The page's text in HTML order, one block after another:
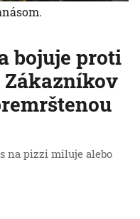
bojuje proti
Zákazníkov
na pizzi miluje alebo